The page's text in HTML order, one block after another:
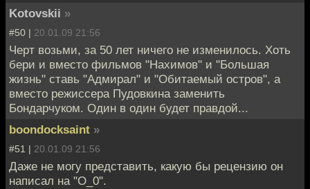
Kotovskii »
#50 | 20.01.09 21:56
Черт возьми, за 50 лет ничего не изменилось. Хоть
бери и вместо фильмов "Нахимов" и "Большая
жизнь" ставь "Адмирал" и "Обитаемый остров", а
вместо режиссера Пудовкина заменить
Бондарчуком. Один в один будет правдой...
boondocksaint »
#51 | 20.01.09 21:56
Даже не могу представить, какую бы рецензию он
написал на "О_0".